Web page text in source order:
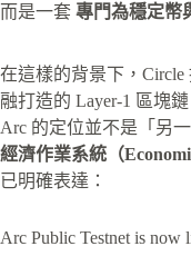
而是一套 專門為穩定幣
在這樣的背景下，Circle
融打造的 Layer-1 區塊鏈
Arc 的定位並不是「另
經濟作業系統（
已明確表達：
Arc Public Testnet is now